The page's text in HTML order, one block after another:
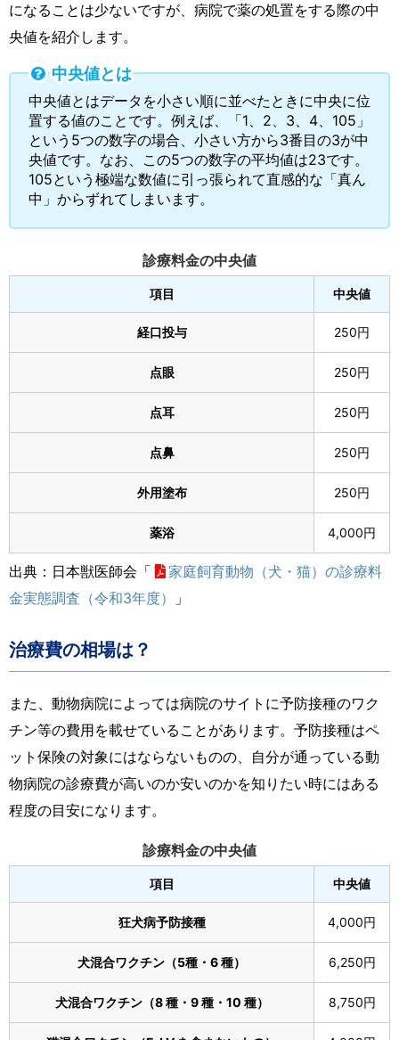
になることは少ないですが、病院で薬の処置をする際の中
央値を紹介します。
中央値とは
中央値とはデータを小さい順に並べたときに中央に位
置する値のことです。例えば、「1、2、3、4、105」
という5つの数字の場合、小さい方から3番目の3が中
央値です。なお、この5つの数字の平均値は23です。
105という極端な数値に引っ張られて直感的な「真ん
中」からずれてしまいます。
診療料金の中央値
項目 中央値
経口投与 250円
点眼 250円
点耳 250円
点鼻 250円
外用塗布 250円
薬浴 4,000円
出典：日本獣医師会「
家庭飼育動物（犬・猫）の診療料
金実態調査（令和3年度）
」
治療費の相場は？
また、動物病院によっては病院のサイトに予防接種のワク
チン等の費用を載せていることがあります。予防接種はペ
ット保険の対象にはならないものの、自分が通っている動
物病院の診療費が高いのか安いのかを知りたい時にはある
程度の目安になります。
診療料金の中央値
項目 中央値
狂犬病予防接種 4,000円
犬混合ワクチン（5種・ 6種） 6,250円
犬混合ワクチン（8種・ 9種・ 10 種） 8,750円